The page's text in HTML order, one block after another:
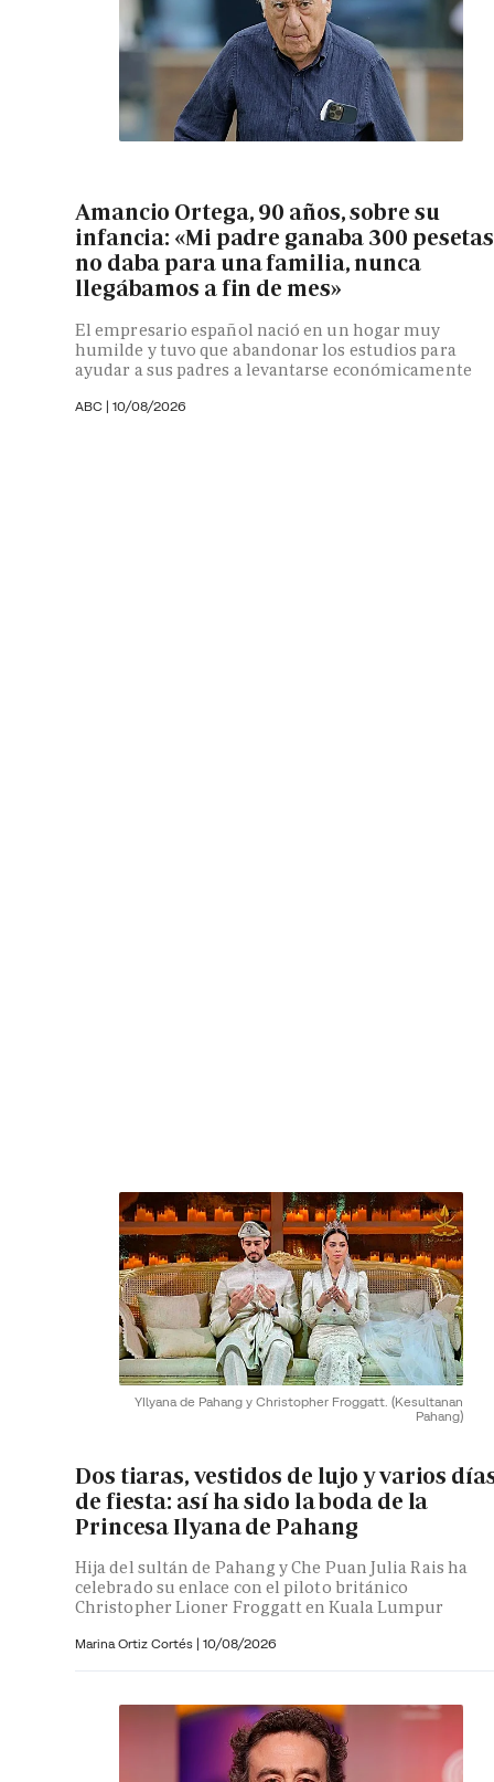
Amancio Ortega, 90 años, sobre su
infancia: «Mi padre ganaba 300
no daba para una familia, nunca
llegábamos a fin de mes»
El empresario español nació en un hogar muy
humilde y tuvo que abandonar los estudios para
ayudar a sus padres a levantarse económicamente
ABC | 10/08/2026
YIlyana de Pahang y Christopher Froggatt. (Kesultanan
Pahang)
Dos tiaras, vestidos de lujo y varios
de fiesta: así ha sido la boda de la
Princesa Ilyana de Pahang
Hija del sultán de Pahang y Che Puan Julia Rais ha
celebrado su enlace con el piloto británico
Christopher Lioner Froggatt en Kuala Lumpur
Marina Ortiz Cortés | 10/08/2026